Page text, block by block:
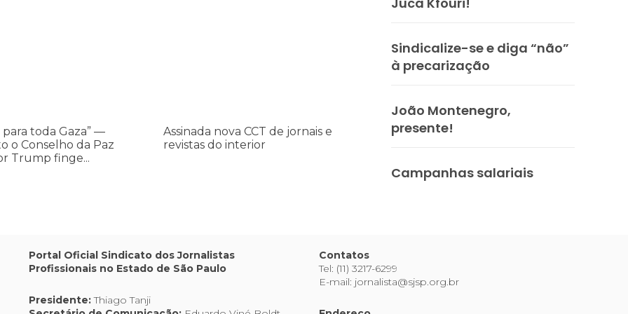
para toda Gaza” —
o Conselho da Paz
Trump finge...
interior
Assinada nova CCT de jornais e
revistas do interior
Sindicalize-se e diga “não”
à precarização
João Montenegro,
presente!
Campanhas salariais
Portal Oficial Sindicato dos Jornalistas
Profissionais no Estado de São Paulo
Presidente:Thiago Tanji
Contatos
Tel: (11) 3217-6299
E-mail: jornalista@sjsp.org.br